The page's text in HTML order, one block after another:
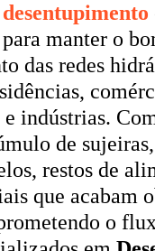
desentupimento
manter o
das redes
indústrias.
de
restos de
que acabam
o